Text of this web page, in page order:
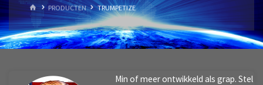
HOMEPRODUCTEN TRUMPETIZE
Min of meer ontwikkeld als grap. Stel